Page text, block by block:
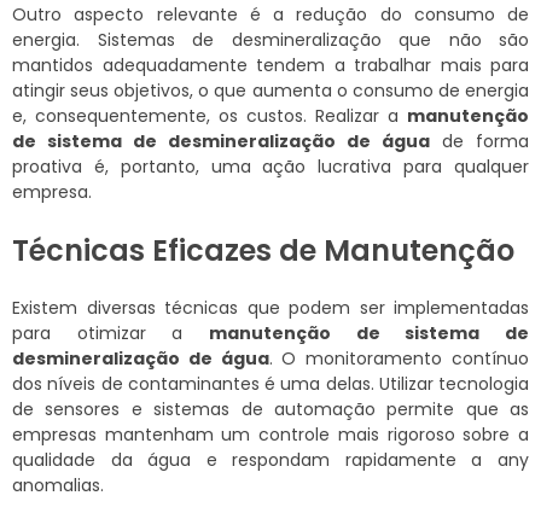
Outro aspecto relevante é a redução do consumo de
energia. Sistemas de desmineralização que não são
mantidos adequadamente tendem a trabalhar mais para
atingir seus objetivos, o que aumenta o consumo de energia
e, consequentemente, os custos. Realizar a manutenção
de sistema de desmineralização de água de forma
proativa é, portanto, uma ação lucrativa para qualquer
empresa.
Técnicas Eficazes de Manutenção
Existem diversas técnicas que podem ser implementadas
para otimizar a manutenção de sistema de
desmineralização de água. O monitoramento contínuo
dos níveis de contaminantes é uma delas. Utilizar tecnologia
de sensores e sistemas de automação permite que as
empresas mantenham um controle mais rigoroso sobre a
qualidade da água e respondam rapidamente a any
anomalias.